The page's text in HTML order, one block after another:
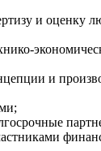
и оценку
и